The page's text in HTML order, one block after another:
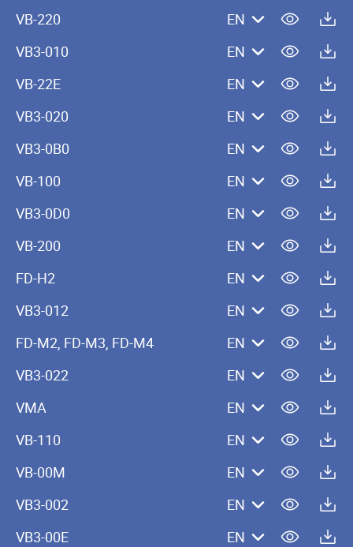
VB-220
EN
VB3-010
EN
VB-22E
EN
VB3-020
EN
VB3-0B0
EN
VB-100
EN
VB3-0D0
EN
VB-200
EN
FD-H2
EN
VB3-012
EN
FD-M2, FD-M3, FD-M4
EN
VB3-022
EN
VMA
EN
VB-110
EN
VB-00M
EN
VB3-002
EN
VB3-00E
EN